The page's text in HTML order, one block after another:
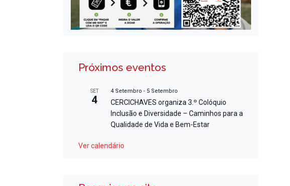
Próximos eventos
SET
4
4 Setembro - 5 Setembro
CERCICHAVES organiza 3.º Colóquio
Inclusão e Diversidade – Caminhos para a
Qualidade de Vida e Bem-Estar
Ver calendário